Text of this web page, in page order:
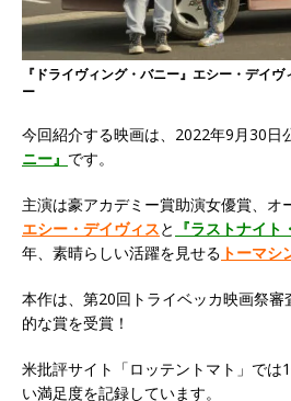
『ドライヴィング・バニー』エシー・デイ
ー
今回紹介する映画は、2022年9月30日
ニー』 です。
主演は豪アカデミー賞助演女優賞、オ
エシー・デイヴィスと 『ラストナイト
年、素晴らしい活躍を見せる トーマシ
本作は、第20回トライベッカ映画祭
的な賞を受賞！
米批評サイト「ロッテントマト」では
い満足度を記録しています。